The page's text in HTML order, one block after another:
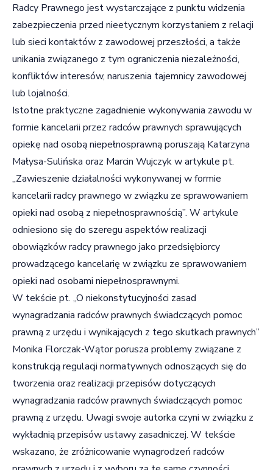
Radcy Prawnego jest wystarczające z punktu widzenia
zabezpieczenia przed nieetycznym korzystaniem z relacji
lub sieci kontaktów z zawodowej przeszłości, a także
unikania związanego z tym ograniczenia niezależności,
konfliktów interesów, naruszenia tajemnicy zawodowej
lub lojalności.
Istotne praktyczne zagadnienie wykonywania zawodu w
formie kancelarii przez radców prawnych sprawujących
opiekę nad osobą niepełnosprawną poruszają Katarzyna
Małysa-Sulińska oraz Marcin Wujczyk w artykule pt.
„Zawieszenie działalności wykonywanej w formie
kancelarii radcy prawnego w związku ze sprawowaniem
opieki nad osobą z niepełnosprawnością”. W artykule
odniesiono się do szeregu aspektów realizacji
obowiązków radcy prawnego jako przedsiębiorcy
prowadzącego kancelarię w związku ze sprawowaniem
opieki nad osobami niepełnosprawnymi.
W tekście pt. „O niekonstytucyjności zasad
wynagradzania radców prawnych świadczących pomoc
prawną z urzędu i wynikających z tego skutkach prawnych”
Monika Florczak-Wątor porusza problemy związane z
konstrukcją regulacji normatywnych odnoszących się do
tworzenia oraz realizacji przepisów dotyczących
wynagradzania radców prawnych świadczących pomoc
prawną z urzędu. Uwagi swoje autorka czyni w związku z
wykładnią przepisów ustawy zasadniczej. W tekście
wskazano, że zróżnicowanie wynagrodzeń radców